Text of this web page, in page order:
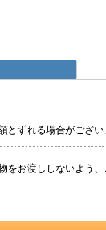
ずれる場合がござい
お渡ししないよう、